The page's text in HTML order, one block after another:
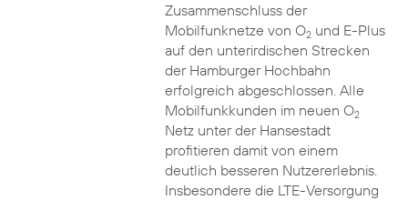
Zusammenschluss der
Mobilfunknetze von O2und E-Plus
auf den unterirdischen Strecken
der Hamburger Hochbahn
erfolgreich abgeschlossen. Alle
Mobilfunkkunden im neuen O2
Netz unter der Hansestadt
profitieren damit von einem
deutlich besseren Nutzererlebnis.
Insbesondere die LTE-Versorgung